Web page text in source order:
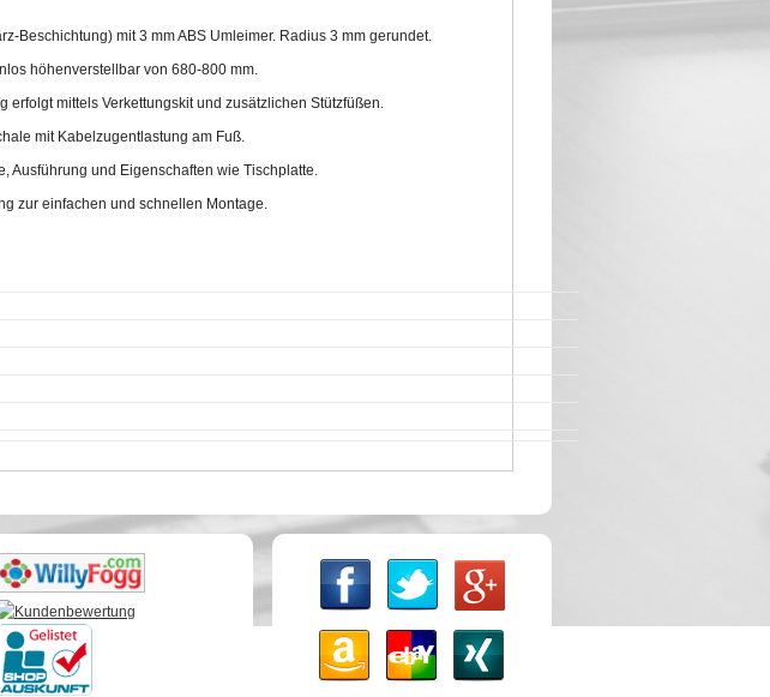
Beschichtung) mit 3 mm ABS Umleimer. Radius 3 mm gerundet.
höhenverstellbar von 680-800 mm.
mittels Verkettungskit und zusätzlichen Stützfüßen.
mit Kabelzugentlastung am Fuß.
und Eigenschaften wie Tischplatte.
zur einfachen und schnellen Montage.